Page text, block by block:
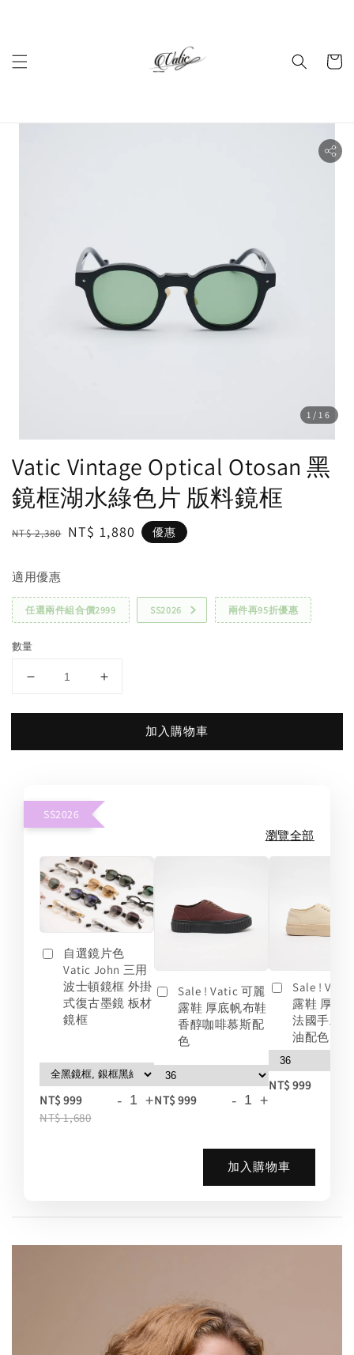
1 /16
Vatic Vintage Optical Otosan 黑
鏡框湖水綠色片 版料鏡框
Regular
NT$ 2,380 Sale
NT$ 1,880 優惠
適用優惠
任選兩件組合價2999 SS2026 兩件再95折優惠
數量
加入購物車
SS2026
瀏覽全部
自選鏡片色
Vatic John 三用
波士頓鏡框 外掛
式復古墨鏡 板材
鏡框
NT$ 999
NT$ 1,680
- +
Sale ! Vatic 可麗
露鞋 厚底帆布鞋
香醇咖啡慕斯配
色
NT$ 999 - +
Sale !
露鞋 厚底
法國手工
油配色
NT$ 999
加入購物車